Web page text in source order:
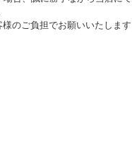
のご負担でお願いいたしま